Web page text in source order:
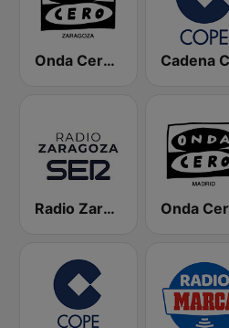
Onda Cero Zaragoza
Radio Zaragoza SER